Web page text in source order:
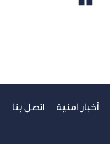
أخبار امنية اتصل بنا